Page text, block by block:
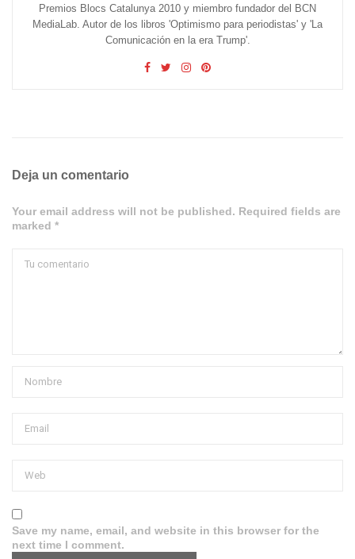
Premios Blocs Catalunya 2010 y miembro fundador del BCN
MediaLab. Autor de los libros 'Optimismo para periodistas' y 'La
Comunicación en la era Trump'.
Deja un comentario
Your email address will not be published. Required fields are
marked *
Save my name, email, and website in this browser for the
next time I comment.